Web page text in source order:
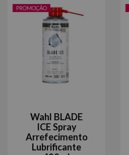
PROMOÇÃO
Wahl BLADE
ICE Spray
Arrefecimento
Lubrificante